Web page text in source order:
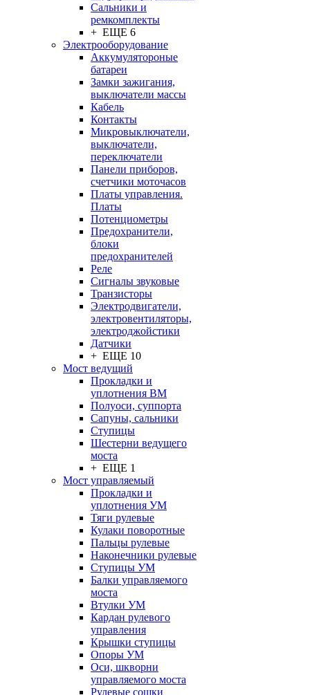
Сальники и
ремкомплекты
+ ЕЩЕ 6
Электрооборудование
Аккумулятороные
батареи
Замки зажигания,
выключатели массы
Кабель
Контакты
Микровыключатели,
выключатели,
переключатели
Панели приборов,
счетчики моточасов
Платы управления.
Платы
Потенциометры
Предохранители,
блоки
предохранителей
Реле
Сигналы звуковые
Транзисторы
Электродвигатели,
электровентиляторы,
электроджойстики
Датчики
+ ЕЩЕ 10
Мост ведущий
Прокладки и
уплотнения ВМ
Полуоси, суппорта
Сапуны, сальники
Ступицы
Шестерни ведущего
моста
+ ЕЩЕ 1
Мост управляемый
Прокладки и
уплотнения УМ
Тяги рулевые
Кулаки поворотные
Пальцы рулевые
Наконечники рулевые
Ступицы УМ
Балки управляемого
моста
Втулки УМ
Кардан рулевого
управления
Крышки ступицы
Опоры УМ
Оси, шкворни
управляемого моста
Рулевые сошки